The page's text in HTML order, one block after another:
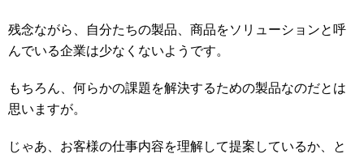
残念ながら、自分たちの製品、商品をソリューションと呼
んでいる企業は少なくないようです。
もちろん、何らかの課題を解決するための製品なのだとは
思いますが。
じゃあ、お客様の仕事内容を理解して提案しているか、と